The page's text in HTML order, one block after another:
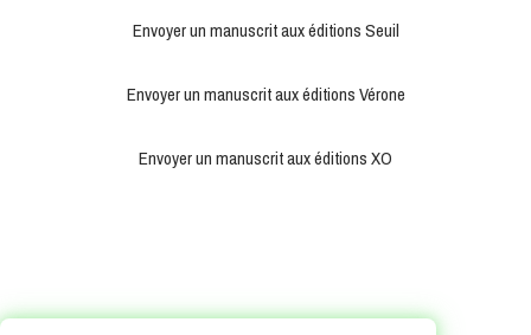
Envoyer un manuscrit aux éditions Seuil
Envoyer un manuscrit aux éditions Vérone
Envoyer un manuscrit aux éditions XO